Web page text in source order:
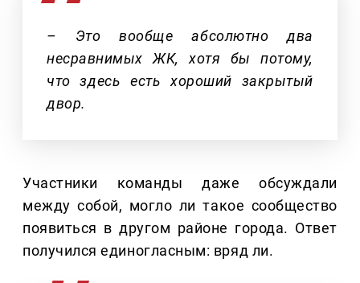
– Это вообще абсолютно два
несравнимых ЖК, хотя бы потому,
что здесь есть хороший закрытый
двор.
Участники команды даже обсуждали
между собой, могло ли такое сообщество
появиться в другом районе города. Ответ
получился единогласным: вряд ли.